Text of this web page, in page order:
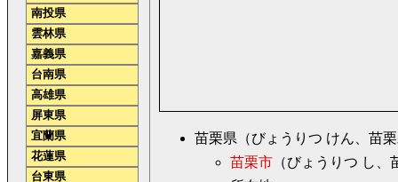
苗栗県（びょうりつ けん、苗
苗栗市 （びょうりつ し
南投県
雲林県
嘉義県
台南県
高雄県
屏東県
宜蘭県
花蓮県
台東県